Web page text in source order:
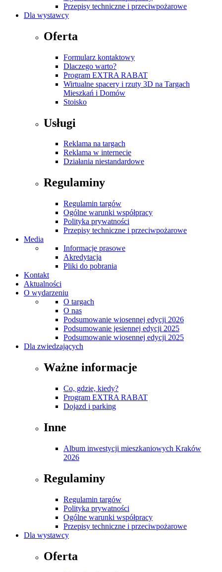
Przepisy techniczne i przeciwpożarowe
Dla wystawcy
Oferta
Formularz kontaktowy
Dlaczego warto?
Program EXTRA RABAT
Wirtualne spacery i rzuty 3D na Targach
Mieszkań i Domów
Stoisko
Usługi
Reklama na targach
Reklama w internecie
Działania niestandardowe
Regulaminy
Regulamin targów
Ogólne warunki współpracy
Polityka prywatności
Przepisy techniczne i przeciwpożarowe
Media
Informacje prasowe
Akredytacja
Pliki do pobrania
Kontakt
Aktualności
O wydarzeniu
O targach
O nas
Podsumowanie wiosennej edycji 2026
Podsumowanie jesiennej edycji 2025
Podsumowanie wiosennej edycji 2025
Dla zwiedzających
Ważne informacje
Co, gdzie, kiedy?
Program EXTRA RABAT
Dojazd i parking
Inne
Album inwestycji mieszkaniowych Kraków
2026
Regulaminy
Regulamin targów
Polityka prywatności
Ogólne warunki współpracy
Przepisy techniczne i przeciwpożarowe
Dla wystawcy
Oferta